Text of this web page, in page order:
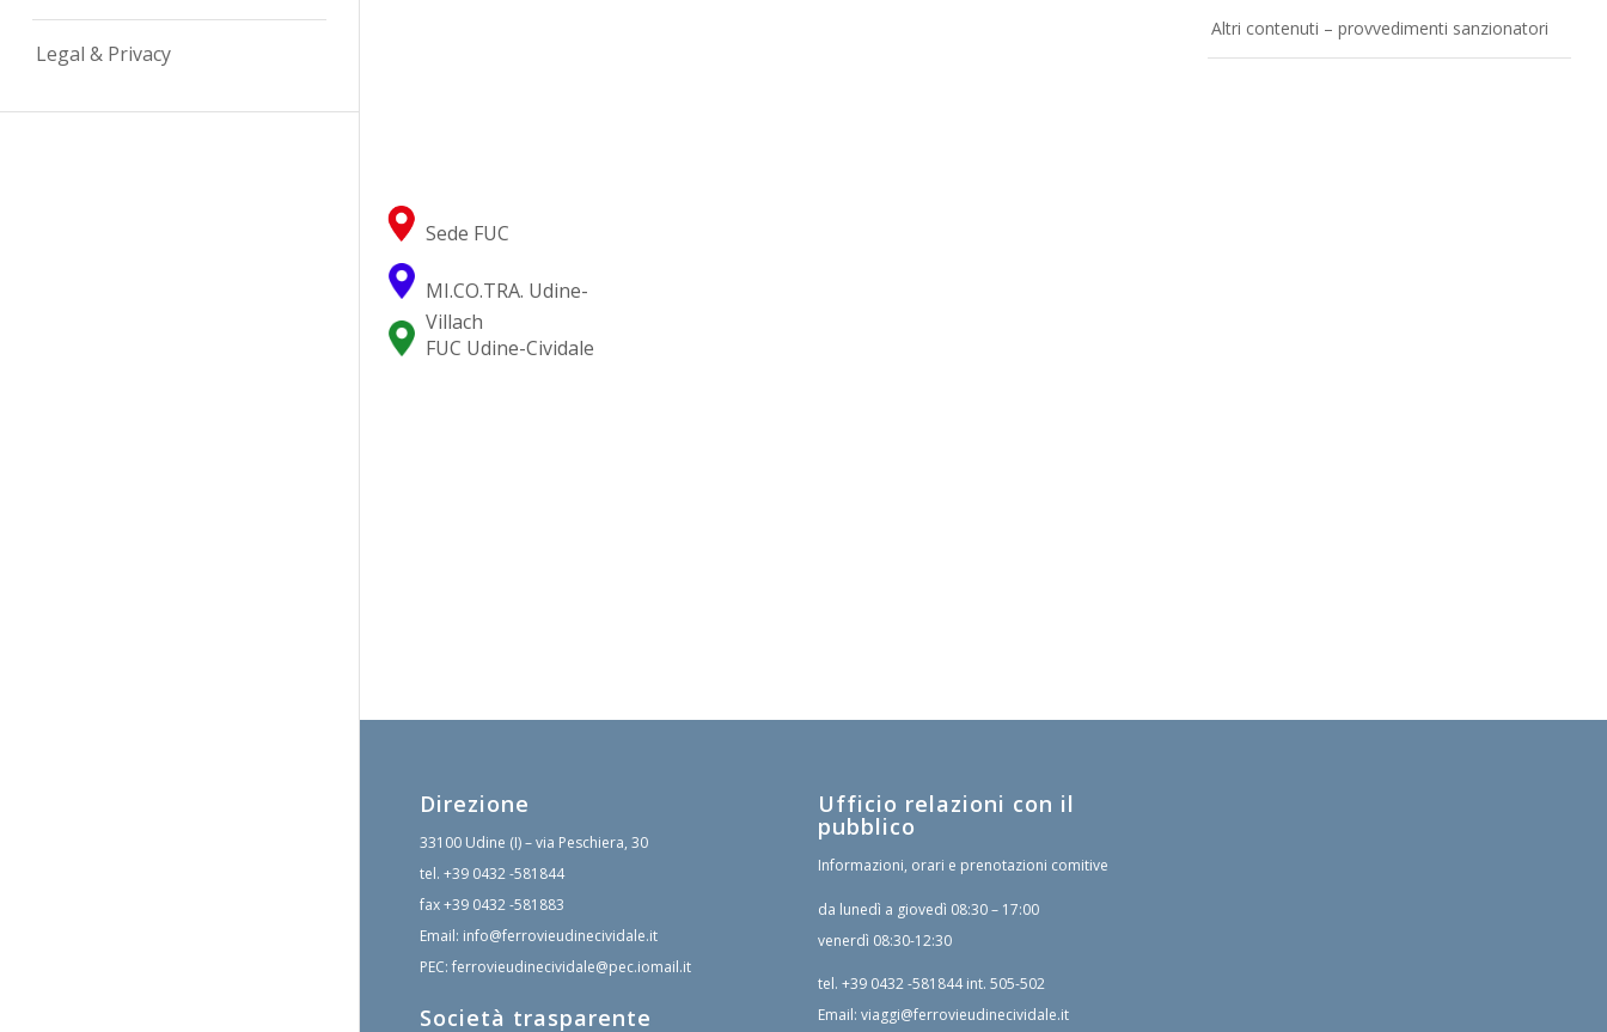
Legal & Privacy
Altri contenuti – provvedimenti sanzionatori
Sede FUC
MI.CO.TRA. Udine-
Villach
FUC Udine-Cividale
Direzione
33100 Udine (I) – via Peschiera, 30
tel. +39 0432 -581844
fax+39 0432 -581883
Email: info@ferrovieudinecividale.it
PEC: ferrovieudinecividale@pec.iomail.it
Società trasparente
Ufficio relazioni con il
pubblico
Informazioni, orari e prenotazioni comitive
da lunedì a giovedì 08:30 – 17:00
venerdì 08:30-12:30
tel.+39 0432 -581844int. 505-502
Email:viaggi@ferrovieudinecividale.it